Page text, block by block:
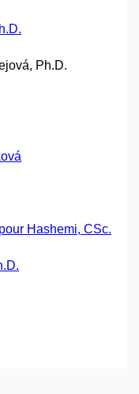
Ph.D.
Hashemi, CSc.